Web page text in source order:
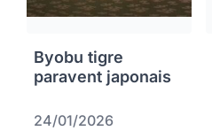
Byobu tigre
paravent japonais
24/01/2026